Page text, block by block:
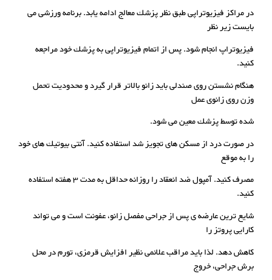
در مراکز فیزیوتراپی طبق نظر پزشك معالج ادامه یابد. برنامه ورزشی می
بایست زیر نظر
فیزیوتراپ انجام شود. پس از اتمام فیزیوتراپی به پزشك خود مراجعه
کنید.
هنگام نشستن روی صندلی باید زانو بالاتر قرار گیرد و محدودیت تحمل
وزن روی زانوی عمل
شده توسط پزشك معین می شود.
در صورت درد از مسکن های تجویز شد استفاده کنید. آنتی بیوتیك های خود
را به موقع
مصرف کنید. آمپول ضد انعقاد را روزانه حداقل به مدت 3 هفته استفاده
کنید.
شایع ترین عارضه ی پس از جراحی مفصل زانو، عفونت است و می تواند
کارایی پروتز را
کاهش دهد. لذا باید مراقب علائمی نظیر افزایش قرمزی، تورم در محل
برش جراحی، خروج